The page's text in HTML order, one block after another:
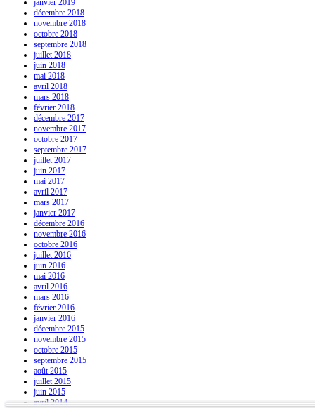
janvier 2019
décembre 2018
novembre 2018
octobre 2018
septembre 2018
juillet 2018
juin 2018
mai 2018
avril 2018
mars 2018
février 2018
décembre 2017
novembre 2017
octobre 2017
septembre 2017
juillet 2017
juin 2017
mai 2017
avril 2017
mars 2017
janvier 2017
décembre 2016
novembre 2016
octobre 2016
juillet 2016
juin 2016
mai 2016
avril 2016
mars 2016
février 2016
janvier 2016
décembre 2015
novembre 2015
octobre 2015
septembre 2015
août 2015
juillet 2015
juin 2015
avril 2014